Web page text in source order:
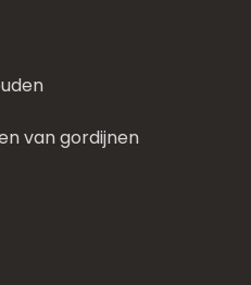
van gordijnen